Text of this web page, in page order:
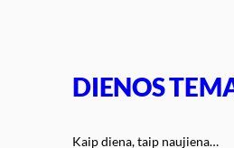
DIENOS
Kaip diena, taip naujiena…